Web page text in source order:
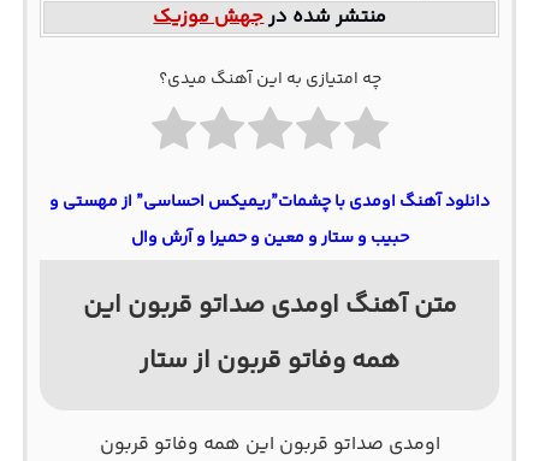
منتشر شده درجهش موزیک
چه امتیازی به این آهنگ میدی؟
دانلود آهنگ اومدی با چشمات”ریمیکس احساسی” از مهستی و
حبیب و ستار و معین و حمیرا و آرش وال
متن آهنگ اومدی صداتو قربون این
همه وفاتو قربون از ستار
اومدی صداتو قربون این همه وفاتو قربون